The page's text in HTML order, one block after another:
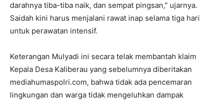
darahnya tiba-tiba naik, dan sempat pingsan,” ujarnya.
Saidah kini harus menjalani rawat inap selama tiga hari
untuk perawatan intensif.
Keterangan Mulyadi ini secara telak membantah klaim
Kepala Desa Kaliberau yang sebelumnya diberitakan
mediahumaspolri.com, bahwa tidak ada pencemaran
lingkungan dan warga tidak mengeluhkan dampak